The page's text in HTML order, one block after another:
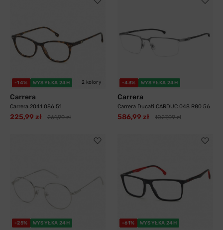
-14% WYSYŁKA 24H 2 kolory
Carrera
Carrera 2041 086 51
225,99 zł 261,99 zł
-43% WYSYŁKA 24H
Carrera
Carrera Ducati CARDUC 048 R80 56
586,99 zł 1027,99 zł
-25% WYSYŁKA 24H -61% WYSYŁKA 24H